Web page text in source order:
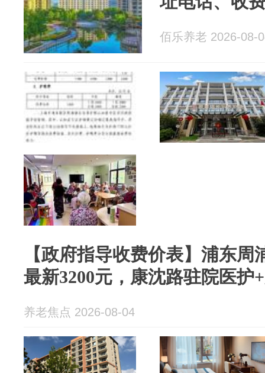
佰乐养老 2026-08-
【政府指导收费价表】浦东周
最新3200元，康沈路驻院医护
养老焦点 2026-08-04